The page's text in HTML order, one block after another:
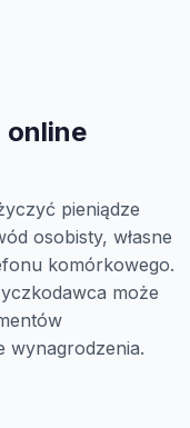
online
pieniądze
osobisty, własne
komórkowego.
może
wynagrodzenia.